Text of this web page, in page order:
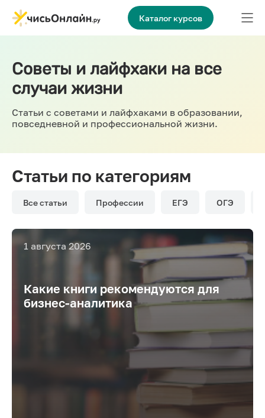
Каталог курсов
Советы и лайфхаки на все
случаи жизни
Статьи с советами и лайфхаками в образовании,
повседневной и профессиональной жизни.
Статьи по категориям
Все статьи Профессии ЕГЭ ОГЭ
1 августа 2026
Какие книги рекомендуются для
бизнес-аналитика